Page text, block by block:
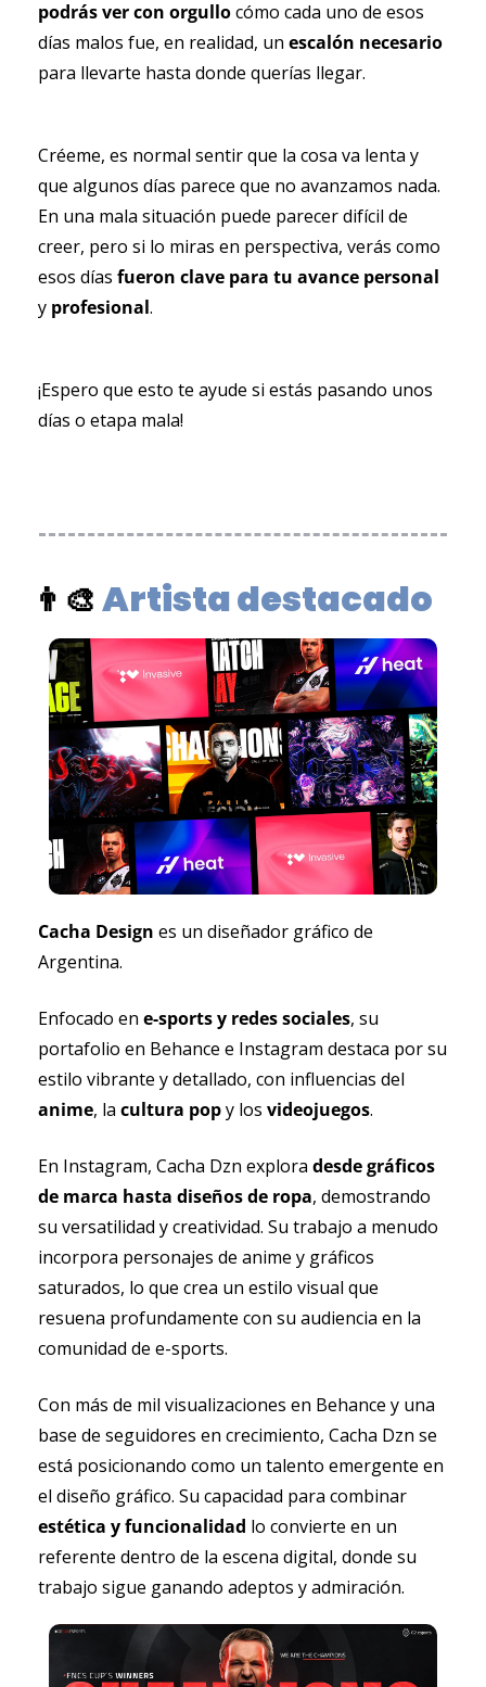
podrás ver con orgullo cómo cada uno de esos
días malos fue, en realidad, un
para llevarte hasta donde querías llegar.
Créeme, es normal sentir que la cosa va lenta y
que algunos días parece que no avanzamos nada.
En una mala situación puede parecer difícil de
creer, pero si lo miras en perspectiva, verás como
esos días fueron clave para tu avance personal
y profesional.
¡Espero que esto te ayude si estás pasando unos
días o etapa mala!
👨‍🎨 Artista destacado
Cacha Design es un diseñador gráfico de
Argentina.
Enfocado en e-sports y redes sociales, su
portafolio en Behance e Instagram destaca por su
anime, la cultura pop y los videojuegos.
En Instagram, Cacha Dzn explora desde gráficos
de marca hasta diseños de ropa, demostrando
su versatilidad y creatividad. Su trabajo a menudo
incorpora personajes de anime y gráficos
saturados, lo que crea un estilo visual que
resuena profundamente con su audiencia en la
comunidad de e-sports.
Con más de mil visualizaciones en Behance y una
base de seguidores en crecimiento, Cacha Dzn se
está posicionando como un talento emergente en
el diseño gráfico. Su capacidad para combinar
estética y funcionalidad lo convierte en un
referente dentro de la escena digital, donde su
trabajo sigue ganando adeptos y admiración.